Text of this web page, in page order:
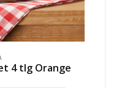
4 tlg Orange